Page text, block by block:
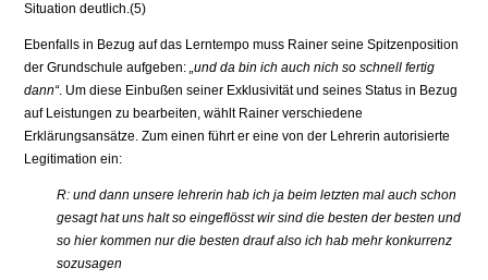
Situation deutlich.(5)
Ebenfalls in Bezug auf das Lerntempo muss Rainer seine Spitzenposition
der Grundschule aufgeben:„und da bin ich auch nich so schnell fertig
dann“. Um diese Einbußen seiner Exklusivität und seines Status in Bezug
auf Leistungen zu bearbeiten, wählt Rainer verschiedene
Erklärungsansätze. Zum einen führt er eine von der Lehrerin autorisierte
Legitimation ein:
R: und dann unsere lehrerin hab ich ja beim letzten mal auch schon
gesagt hat uns halt so eingeflösst wir sind die besten der besten und
so hier kommen nur die besten drauf also ich hab mehr konkurrenz
sozusagen